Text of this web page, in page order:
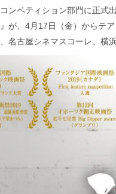
ンペティション部門に正式
が、4月17日（金）からテ
名古屋シネマスコーレ、横